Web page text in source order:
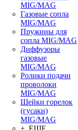
MIG/MAG
Газовые сопла
MIG/MAG
Пружины для
сопла MIG/MAG
Диффузоры
газовые
MIG/MAG
Ролики подачи
проволоки
MIG/MAG
Шейки горелок
(гусаки)
MIG/MAG
+ ЕЩЕ